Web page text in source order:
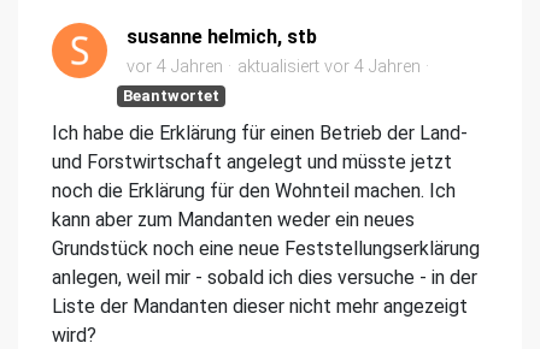
susanne helmich, stb
vor 4 Jahren aktualisiert vor 4 Jahren
Beantwortet
Ich habe die Erklärung für einen Betrieb der Land-
und Forstwirtschaft angelegt und müsste jetzt
noch die Erklärung für den Wohnteil machen. Ich
kann aber zum Mandanten weder ein neues
Grundstück noch eine neue Feststellungserklärung
anlegen, weil mir - sobald ich dies versuche - in der
Liste der Mandanten dieser nicht mehr angezeigt
wird?